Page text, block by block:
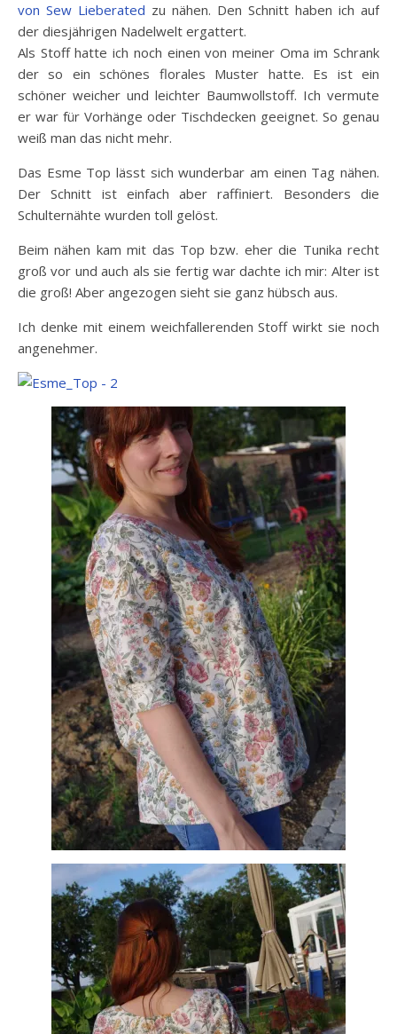
von Sew Lieberated zu nähen. Den Schnitt haben ich auf
der diesjährigen Nadelwelt ergattert.
Als Stoff hatte ich noch einen von meiner Oma im Schrank
der so ein schönes florales Muster hatte. Es ist ein
schöner weicher und leichter Baumwollstoff. Ich vermute
er war für Vorhänge oder Tischdecken geeignet. So genau
weiß man das nicht mehr.
Das Esme Top lässt sich wunderbar am einen Tag nähen.
Der Schnitt ist einfach aber raffiniert. Besonders die
Schulternähte wurden toll gelöst.
Beim nähen kam mit das Top bzw. eher die Tunika recht
groß vor und auch als sie fertig war dachte ich mir: Alter ist
die groß! Aber angezogen sieht sie ganz hübsch aus.
Ich denke mit einem weichfallerenden Stoff wirkt sie noch
angenehmer.